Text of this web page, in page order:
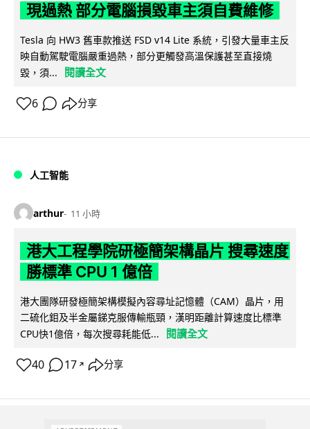
現過熱 部分電腦損毀車主須自費維修
Tesla 向 HW3 舊車款推送 FSD v14 Lite 系統，引發大量車主反
映自動駕駛電腦嚴重過熱，部分更觸發高溫保護甚至直接燒
毀，須...
閱讀全文
6 分享
人工智能
arthur 11 小時
港大工程學院研極簡架構晶片 搜尋速度
勝標準 CPU 1 億倍
港大團隊研發極簡架構模擬內容尋址記憶體（CAM）晶片，用
二硫化鉬及半金屬銻克服傳輸瓶頸，漢明距離計算速度比標準
CPU快1億倍，每次搜尋耗能低...
閱讀全文
40 17 ↗ 分享